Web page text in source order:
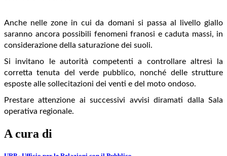
Anche nelle zone in cui da domani si passa al livello giallo
saranno ancora possibili fenomeni franosi e caduta massi, in
considerazione della saturazione dei suoli.
Si invitano le autorità competenti a controllare altresì la
corretta tenuta del verde pubblico, nonché delle strutture
esposte alle sollecitazioni dei venti e del moto ondoso.
Prestare attenzione ai successivi avvisi diramati dalla Sala
operativa regionale.
A cura di